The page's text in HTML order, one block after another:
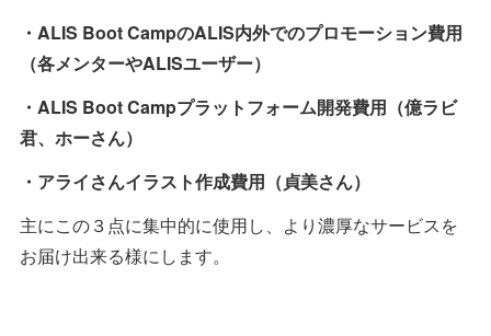
・ALIS Boot CampのALIS内外でのプロモーション費用
（各メンターやALISユーザー）
・ALIS Boot Campプラットフォーム開発費用（億ラビ
君、ホーさん）
・アライさんイラスト作成費用（貞美さん）
主にこの３点に集中的に使用し、より濃厚なサービスを
お届け出来る様にします。